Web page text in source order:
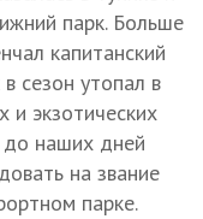
парк. Больше
капитанский
сезон утопал в
и экзотических
до наших дней
на звание
парке.